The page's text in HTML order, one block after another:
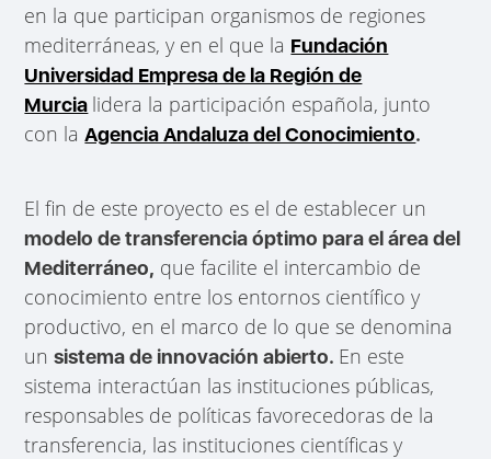
en la que participan organismos de regiones
mediterráneas, y en el que la Fundación
Universidad Empresa de la Región de
Murcia lidera la participación española, junto
con laAgencia Andaluza del Conocimiento.
El fin de este proyecto es el de establecer un
modelo de transferencia óptimo para el área del
Mediterráneo, que facilite el intercambio de
conocimiento entre los entornos científico y
productivo, en el marco de lo que se denomina
unsistema de innovación abierto. En este
sistema interactúan las instituciones públicas,
responsables de políticas favorecedoras de la
transferencia, las instituciones científicas y